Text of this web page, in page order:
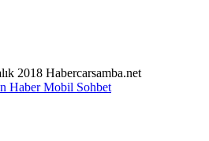
2018 Habercarsamba.net
HaberMobil Sohbet